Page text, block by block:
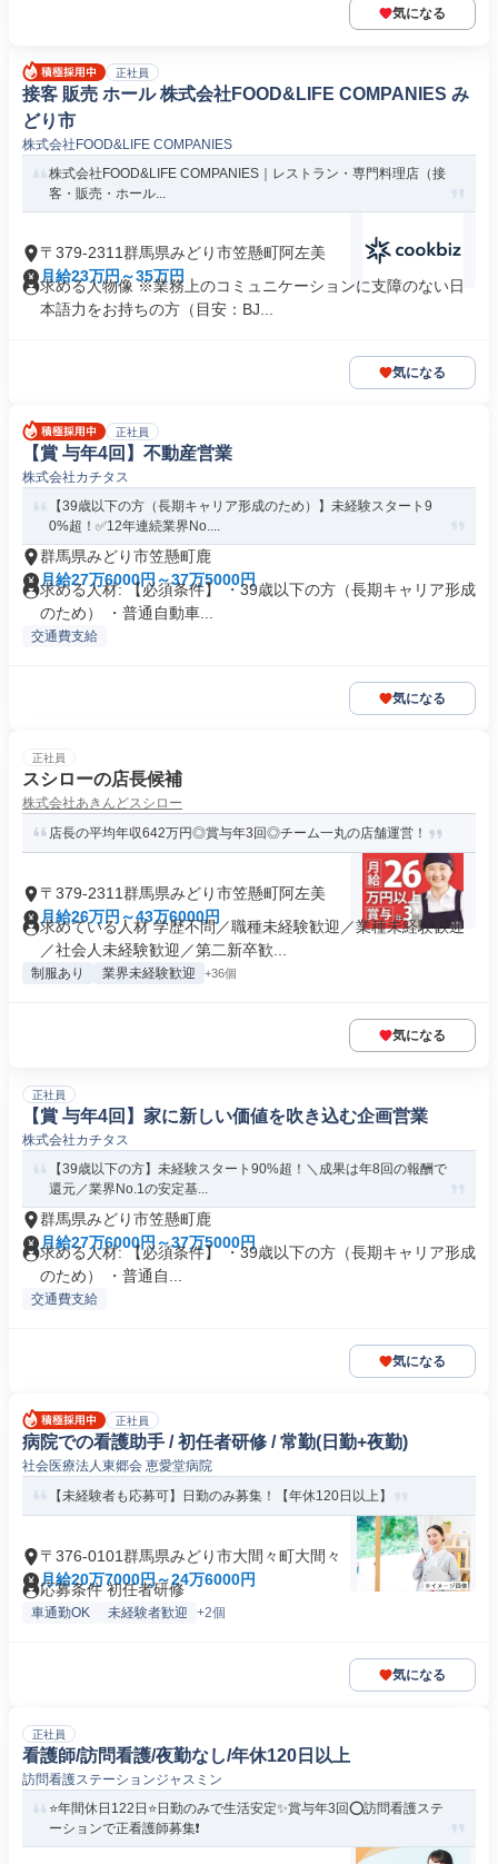
気になる
正社員
接客 販売 ホール 株式会社FOOD&LIFE COMPANIES み
どり市
株式会社FOOD&LIFE COMPANIES
株式会社FOOD&LIFE COMPANIES｜レストラン・専門料理店（接
客・販売・ホール...
〒379-2311群馬県みどり市笠懸町阿左美
月給23万円～35万円
求める人物像 ※業務上のコミュニケーションに支障のない日
本語力をお持ちの方（目安：BJ...
気になる
正社員
【賞 与年4回】不動産営業
株式会社カチタス
【39歳以下の方（長期キャリア形成のため）】未経験スタート9
0%超！✅12年連続業界No....
群馬県みどり市笠懸町鹿
月給27万6000円～37万5000円
求める人材: 【必須条件】 ・39歳以下の方（長期キャリア形成
のため） ・普通自動車...
交通費支給
気になる
正社員
スシローの店長候補
株式会社あきんどスシロー
店長の平均年収642万円◎賞与年3回◎チーム一丸の店舗運営！
〒379-2311群馬県みどり市笠懸町阿左美
月給26万円～43万6000円
求めている人材 学歴不問／職種未経験歓迎／業種未経験歓迎
／社会人未経験歓迎／第二新卒歓...
制服あり 業界未経験歓迎 +36個
気になる
正社員
【賞 与年4回】家に新しい価値を吹き込む企画営業
株式会社カチタス
【39歳以下の方】未経験スタート90%超！＼成果は年8回の報酬で
還元／業界No.1の安定基...
群馬県みどり市笠懸町鹿
月給27万6000円～37万5000円
求める人材: 【必須条件】 ・39歳以下の方（長期キャリア形成
のため） ・普通自...
交通費支給
気になる
正社員
病院での看護助手 / 初任者研修 / 常勤(日勤+夜勤)
社会医療法人東郷会 恵愛堂病院
【未経験者も応募可】日勤のみ募集！【年休120日以上】
〒376-0101群馬県みどり市大間々町大間々
月給20万7000円～24万6000円
応募条件 初任者研修
車通勤OK 未経験者歓迎 +2個
気になる
正社員
看護師/訪問看護/夜勤なし/年休120日以上
訪問看護ステーションジャスミン
⭐年間休日122日⭐日勤のみで生活安定✨賞与年3回⭕訪問看護ステ
ーションで正看護師募集❗️